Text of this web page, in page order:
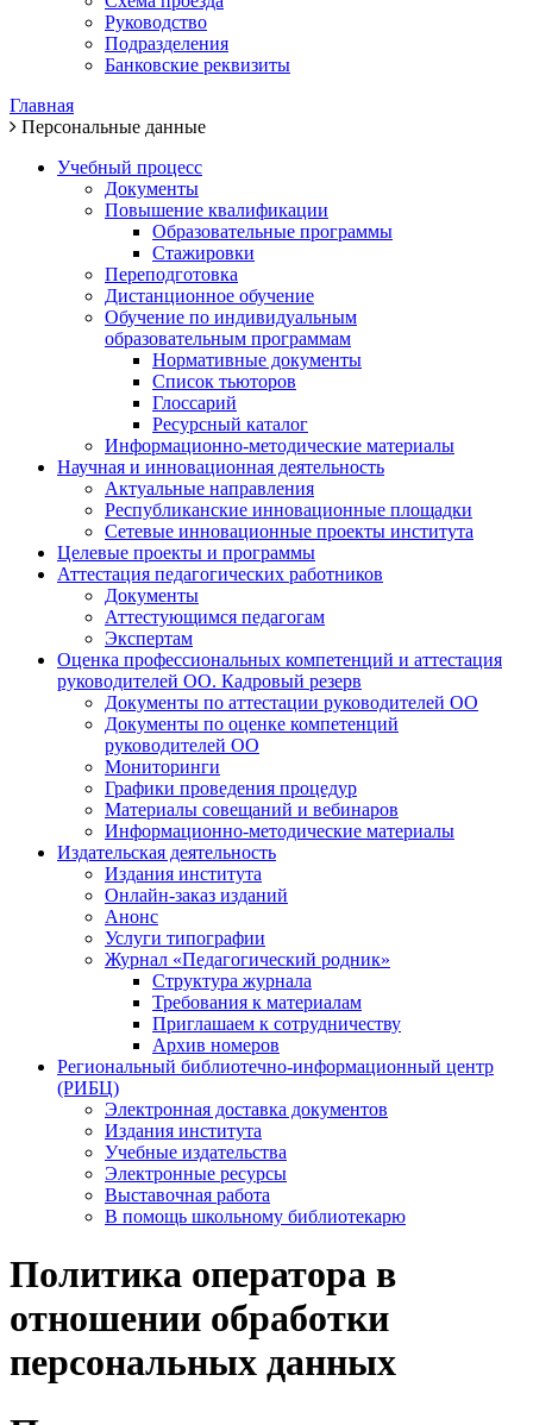
Руководство
Подразделения
Банковские реквизиты
Главная
Персональные данные
Учебный процесс
Документы
Повышение квалификации
Образовательные программы
Стажировки
Переподготовка
Дистанционное обучение
Обучение по индивидуальным
образовательным программам
Нормативные документы
Список тьюторов
Глоссарий
Ресурсный каталог
Информационно-методические материалы
Научная и инновационная деятельность
Актуальные направления
Республиканские инновационные площадки
Сетевые инновационные проекты института
Целевые проекты и программы
Аттестация педагогических работников
Документы
Аттестующимся педагогам
Экспертам
Оценка профессиональных компетенций и аттестация
руководителей ОО. Кадровый резерв
Документы по аттестации руководителей ОО
Документы по оценке компетенций
руководителей ОО
Мониторинги
Графики проведения процедур
Материалы совещаний и вебинаров
Информационно-методические материалы
Издательская деятельность
Издания института
Онлайн-заказ изданий
Анонс
Услуги типографии
Журнал «Педагогический родник»
Структура журнала
Требования к материалам
Приглашаем к сотрудничеству
Архив номеров
Региональный библиотечно-информационный центр
(РИБЦ)
Электронная доставка документов
Издания института
Учебные издательства
Электронные ресурсы
Выставочная работа
В помощь школьному библиотекарю
Политика оператора в
отношении обработки
персональных данных